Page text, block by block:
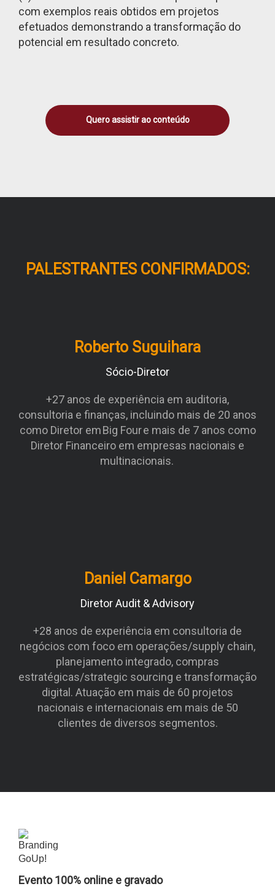
com exemplos reais obtidos em projetos
efetuados demonstrando a transformação do
potencial em resultado concreto.
Quero assistir ao conteúdo
PALESTRANTES CONFIRMADOS:
Roberto Suguihara
Sócio-Diretor
+27 anos de experiência em auditoria,
consultoria e finanças, incluindo mais de 20 anos
como Diretor em Big Four e mais de 7 anos como
Diretor Financeiro em empresas nacionais e
multinacionais.
Daniel Camargo
Diretor Audit & Advisory
+28 anos de experiência em consultoria de
negócios com foco em operações/supply chain,
planejamento integrado, compras
estratégicas/strategic sourcing e transformação
digital. Atuação em mais de 60 projetos
nacionais e internacionais em mais de 50
clientes de diversos segmentos.
Evento 100% online e gravado